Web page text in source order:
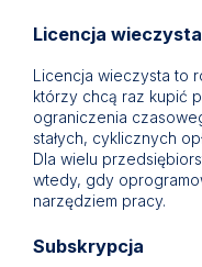
Licencja wieczysta
Licencja wieczysta to
którzy chcą raz kupić
ograniczenia
stałych, cyklicznych
Dla wielu
wtedy, gdy
narzędziem pracy.
Subskrypcja